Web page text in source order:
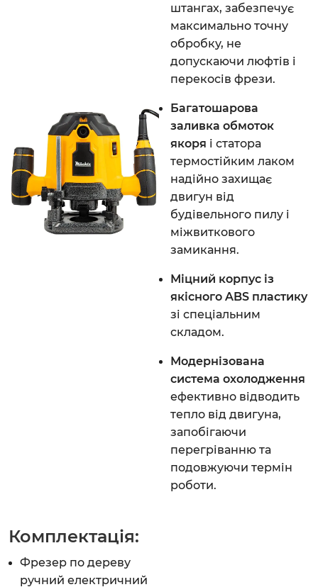
штангах, забезпечує
максимально точну
обробку, не
допускаючи люфтів і
перекосів фрези.
Багатошарова
заливка обмоток
якоря і статора
термостійким лаком
надійно захищає
двигун від
будівельного пилу і
міжвиткового
замикання.
Міцний корпус із
якісного ABS пластику
зі спеціальним
складом.
Модернізована
система охолодження
ефективно відводить
тепло від двигуна,
запобігаючи
перегріванню та
подовжуючи термін
роботи.
Комплектація:
Фрезер по дереву
ручний електричний